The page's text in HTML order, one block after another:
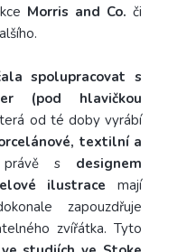
Morris and Co. či
spolupracovat s
(pod hlavičkou
od té doby vyrábí
textilní a
s designem
ilustrace mají
zapouzdřuje
zvířátka. Tyto